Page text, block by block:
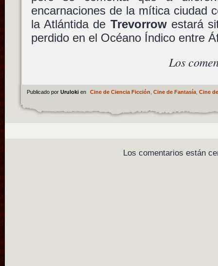
encarnaciones de la mítica ciudad
la Atlántida de Trevorrowestará
perdido en el Océano Índico entre
Los
Publicado por Uruloki en Cine de Ciencia Ficción Cine de Fantasía, Cine
Los comentarios están